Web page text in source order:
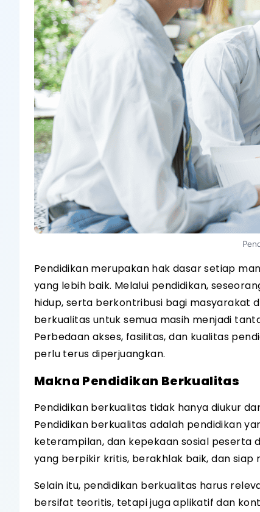
Pendidikan merupakan hak dasar setiap
yang lebih baik. Melalui pendidikan,
hidup, serta berkontribusi bagi masyarakat
berkualitas untuk semua masih menjadi
Perbedaan akses, fasilitas, dan kualitas
perlu terus diperjuangkan.
Makna Pendidikan Berkualitas
Pendidikan berkualitas tidak hanya diukur
Pendidikan berkualitas adalah pendidikan
keterampilan, dan kepekaan sosial peserta
yang berpikir kritis, berakhlak baik, dan
Selain itu, pendidikan berkualitas harus
bersifat teoritis, tetapi juga aplikatif dan